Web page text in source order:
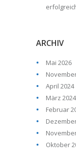
ARCHIV
Mai 2026
April 2024
März 2024
Februar
Oktober